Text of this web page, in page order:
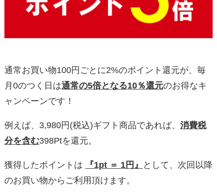
通常お買い物100円ごとに2%のポイント還元が、毎
月0のつく日は通常の5倍となる10％還元のお得なキ
ャンペーンです！
例えば、3,980円(税込)ギフト商品であれば、 消費税
分を含む398Ptを還元。
獲得したポイントは 『1pt ＝ 1円』
として、次回以降
のお買い物からご利用頂けます。